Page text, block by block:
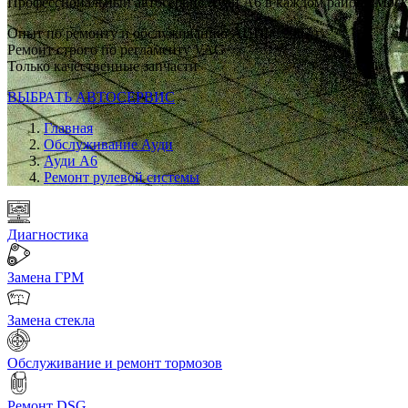
Опыт по ремонту и обслуживанию AUDI с 2007 г
Ремонт строго по регламенту VAG
Только качественные запчасти
ВЫБРАТЬ АВТОСЕРВИС
Главная
Обслуживание Ауди
Ауди А6
Ремонт рулевой системы
Диагностика
Замена ГРМ
Замена стекла
Обслуживание и ремонт тормозов